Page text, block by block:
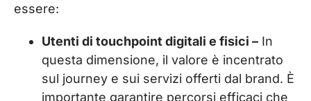
essere:
Utenti di touchpoint digitali e fisici – In
questa dimensione, il valore è incentrato
sul journey e sui servizi offerti dal brand. È
importante garantire percorsi efficaci che